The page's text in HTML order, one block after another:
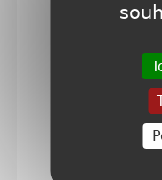
Retour de